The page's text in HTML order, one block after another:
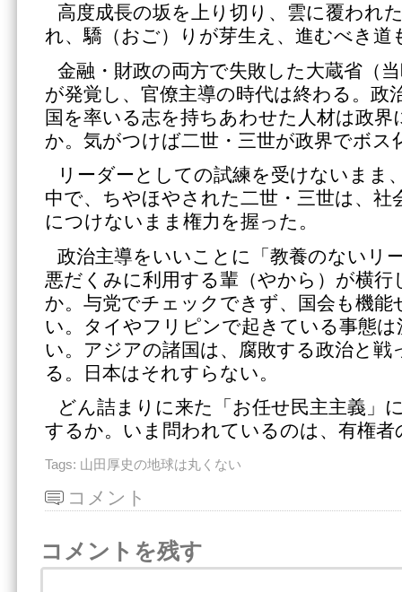
高度成長の坂を上り切り、雲に覆われ
れ、驕（おご）りが芽生え、進むべき道
金融・財政の両方で失敗した大蔵省（
が発覚し、官僚主導の時代は終わる。政
国を率いる志を持ちあわせた人材は政
か。気がつけば二世・三世が政界でボス
リーダーとしての試練を受けないまま
中で、ちやほやされた二世・三世は、社
につけないまま権力を握った。
政治主導をいいことに「教養のないリ
悪だくみに利用する輩（やから）が横
か。与党でチェックできず、国会も機能
い。タイやフリピンで起きている事態
い。アジアの諸国は、腐敗する政治と戦
る。日本はそれすらない。
どん詰まりに来た「お任せ民主主義」
するか。いま問われているのは、有権者
Tags: 山田厚史の地球は丸くない
コメント
コメントを残す